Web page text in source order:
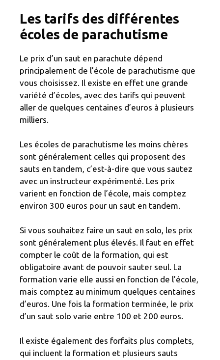
Les tarifs des différentes
écoles de parachutisme
Le prix d’un saut en parachute dépend
principalement de l’école de parachutisme que
vous choisissez. Il existe en effet une grande
variété d’écoles, avec des tarifs qui peuvent
aller de quelques centaines d’euros à plusieurs
milliers.
Les écoles de parachutisme les moins chères
sont généralement celles qui proposent des
sauts en tandem, c’est-à-dire que vous sautez
avec un instructeur expérimenté. Les prix
varient en fonction de l’école, mais comptez
environ 300 euros pour un saut en tandem.
Si vous souhaitez faire un saut en solo, les prix
sont généralement plus élevés. Il faut en effet
compter le coût de la formation, qui est
obligatoire avant de pouvoir sauter seul. La
formation varie elle aussi en fonction de l’école,
mais comptez au minimum quelques centaines
d’euros. Une fois la formation terminée, le prix
d’un saut solo varie entre 100 et 200 euros.
Il existe également des forfaits plus complets,
qui incluent la formation et plusieurs sauts